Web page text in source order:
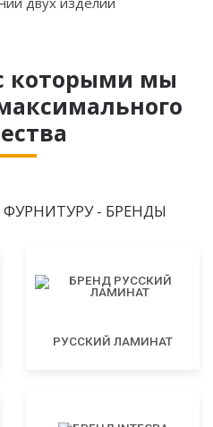
которыми мы
- БРЕНДЫ
РУССКИЙ ЛАМИНАТ